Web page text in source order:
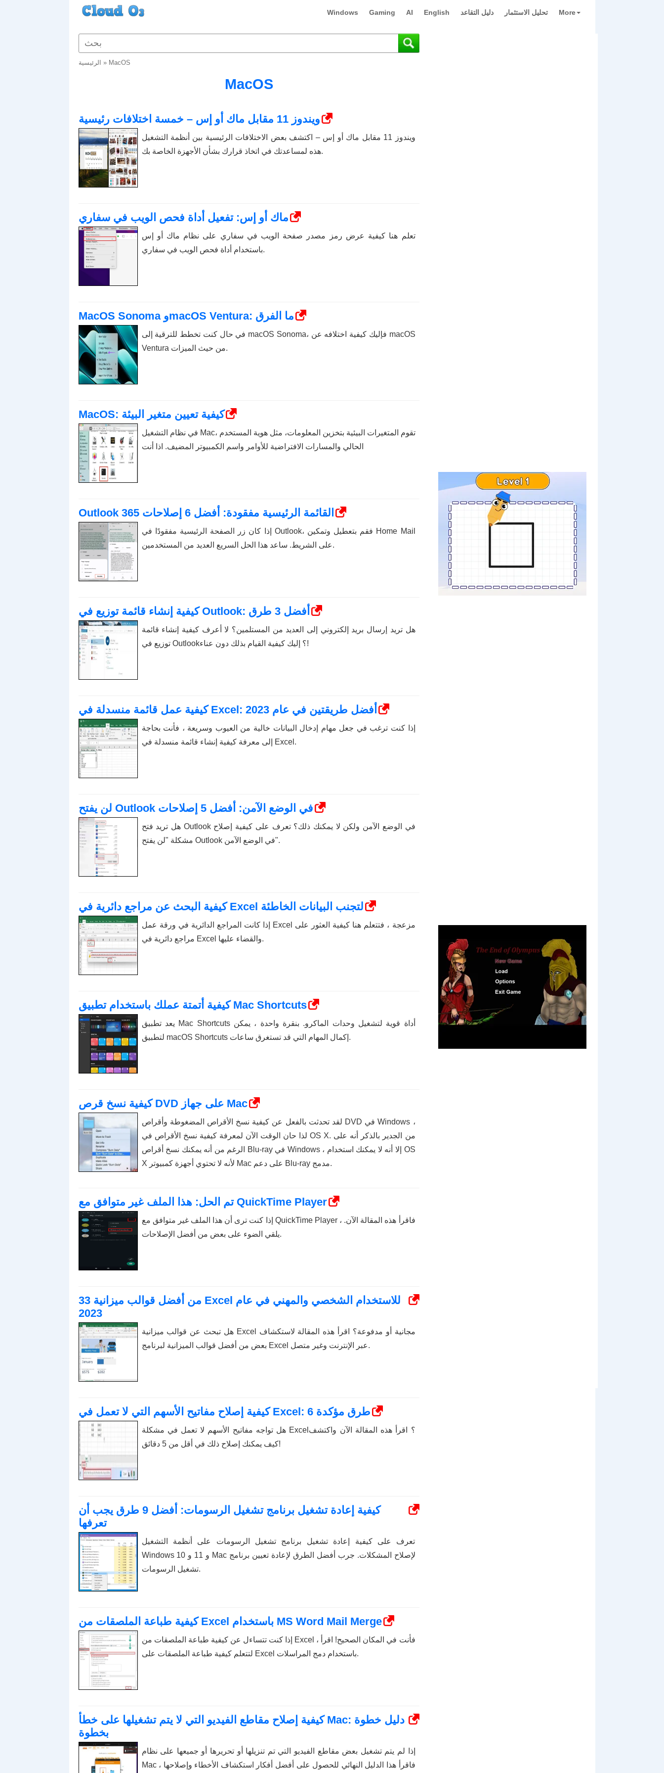
Windows Gaming AI English دليل التقاعد تحليل الاستثمار More
الرئيسية » MacOS
MacOS
ويندوز 11 مقابل ماك أو إس – خمسة اختلافات رئيسية
ويندوز 11 مقابل ماك أو إس – اكتشف بعض الاختلافات الرئيسية بين أنظمة التشغيل
هذه لمساعدتك في اتخاذ قرارك بشأن الأجهزة الخاصة بك.
ماك أو إس: تفعيل أداة فحص الويب في سفاري
تعلم هنا كيفية عرض رمز مصدر صفحة الويب في سفاري على نظام ماك أو إس
باستخدام أداة فحص الويب في سفاري.
MacOS Sonoma وmacOS Ventura: ما الفرق
في حال كنت تخطط للترقية إلى macOS Sonoma، فإليك كيفية اختلافه عن macOS
Ventura من حيث الميزات.
MacOS: كيفية تعيين متغير البيئة
في نظام التشغيل Mac، تقوم المتغيرات البيئية بتخزين المعلومات، مثل هوية المستخدم
الحالي والمسارات الافتراضية للأوامر واسم الكمبيوتر المضيف. اذا أنت
Outlook 365 القائمة الرئيسية مفقودة: أفضل 6 إصلاحات
إذا كان زر الصفحة الرئيسية مفقودًا في Outlook، فقم بتعطيل وتمكين Home Mail
على الشريط. ساعد هذا الحل السريع العديد من المستخدمين.
كيفية إنشاء قائمة توزيع في Outlook: أفضل 3 طرق
هل تريد إرسال بريد إلكتروني إلى العديد من المستلمين؟ لا أعرف كيفية إنشاء قائمة
توزيع في Outlook؟ إليك كيفية القيام بذلك دون عناء!
كيفية عمل قائمة منسدلة في Excel: أفضل طريقتين في عام 2023
إذا كنت ترغب في جعل مهام إدخال البيانات خالية من العيوب وسريعة ، فأنت بحاجة
إلى معرفة كيفية إنشاء قائمة منسدلة في Excel.
لن يفتح Outlook في الوضع الآمن: أفضل 5 إصلاحات
هل تريد فتح Outlook في الوضع الآمن ولكن لا يمكنك ذلك؟ تعرف على كيفية إصلاح
مشكلة "لن يفتح Outlook في الوضع الآمن".
كيفية البحث عن مراجع دائرية في Excel لتجنب البيانات الخاطئة
إذا كانت المراجع الدائرية في ورقة عمل Excel مزعجة ، فتتعلم هنا كيفية العثور على
مراجع دائرية في Excel والقضاء عليها.
كيفية أتمتة عملك باستخدام تطبيق Mac Shortcuts
يعد تطبيق Mac Shortcuts أداة قوية لتشغيل وحدات الماكرو. بنقرة واحدة ، يمكن
لتطبيق macOS Shortcuts إكمال المهام التي قد تستغرق ساعات.
كيفية نسخ قرص DVD على جهاز Mac
لقد تحدثت بالفعل عن كيفية نسخ الأقراص المضغوطة وأقراص DVD في Windows ،
لذا حان الوقت الآن لمعرفة كيفية نسخ الأقراص في OS X. من الجدير بالذكر أنه على
الرغم من أنه يمكنك نسخ أقراص Blu-ray في Windows ، إلا أنه لا يمكنك استخدام OS
X لأنه لا تحتوي أجهزة كمبيوتر Mac على دعم Blu-ray مدمج.
تم الحل: هذا الملف غير متوافق مع QuickTime Player
إذا كنت ترى أن هذا الملف غير متوافق مع QuickTime Player ، فاقرأ هذه المقالة الآن.
يلقي الضوء على بعض من أفضل الإصلاحات.
33 من أفضل قوالب ميزانية Excel للاستخدام الشخصي والمهني في عام
2023
هل تبحث عن قوالب ميزانية Excel مجانية أو مدفوعة؟ اقرأ هذه المقالة لاستكشاف
بعض من أفضل قوالب الميزانية لبرنامج Excel عبر الإنترنت وغير متصل.
كيفية إصلاح مفاتيح الأسهم التي لا تعمل في Excel: 6 طرق مؤكدة
هل تواجه مفاتيح الأسهم لا تعمل في مشكلة Excel؟ اقرأ هذه المقالة الآن واكتشف
كيف يمكنك إصلاح ذلك في أقل من 5 دقائق!
كيفية إعادة تشغيل برنامج تشغيل الرسومات: أفضل 9 طرق يجب أن
تعرفها
تعرف على كيفية إعادة تشغيل برنامج تشغيل الرسومات على أنظمة التشغيل
Windows 10 و 11 و Mac لإصلاح المشكلات. جرب أفضل الطرق لإعادة تعيين برنامج
تشغيل الرسومات.
كيفية طباعة الملصقات من Excel باستخدام MS Word Mail Merge
إذا كنت تتساءل عن كيفية طباعة الملصقات من Excel ، فأنت في المكان الصحيح! اقرأ
لتتعلم كيفية طباعة الملصقات على Excel باستخدام دمج المراسلات.
كيفية إصلاح مقاطع الفيديو التي لا يتم تشغيلها على خطأ Mac: دليل خطوة
بخطوة
إذا لم يتم تشغيل بعض مقاطع الفيديو التي تم تنزيلها أو تحريرها أو جميعها على نظام
Mac ، فاقرأ هذا الدليل النهائي للحصول على أفضل أفكار استكشاف الأخطاء وإصلاحها